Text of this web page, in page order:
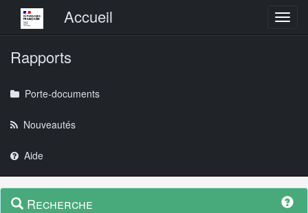
Menu principalAccueil
Rapports
Porte-documents
Nouveautés
Aide
Navigation
Menu
contextuel
Recherche